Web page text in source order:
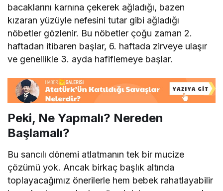
bacaklarını karnına çekerek ağladığı, bazen
kızaran yüzüyle nefesini tutar gibi ağladığı
nöbetler gözlenir. Bu nöbetler çoğu zaman 2.
haftadan itibaren başlar, 6. haftada zirveye ulaşır
ve genellikle 3. ayda hafiflemeye başlar.
Peki, Ne Yapmalı? Nereden
Başlamalı?
Bu sancılı dönemi atlatmanın tek bir mucize
çözümü yok. Ancak birkaç başlık altında
toplayacağımız önerilerle hem bebek rahatlayabilir